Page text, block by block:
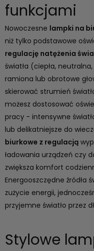
funkcjami
Nowoczesne lampki na
niż tylko podstawowe
regulację natężenia
światła (ciepła,
ramiona lub obrotowe
skierować strumień
możesz dostosować
pracy - intensywne
lub delikatniejsze do
biurkowe z regulacją
ładowania urządzeń czy
zwiększa komfort
Energooszczędne źródła
zużycie energii,
przyjemne światło przez
Stylowe